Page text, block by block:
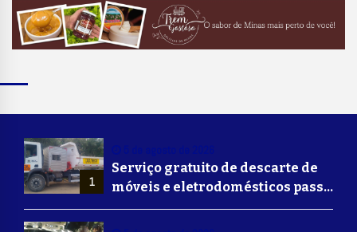
1
Serviço gratuito de descarte de
móveis e eletrodomésticos passa
a ser oferecido em Volta